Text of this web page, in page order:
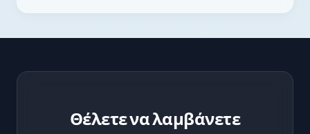
Θέλετε να λαμβάνετε